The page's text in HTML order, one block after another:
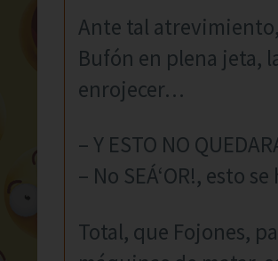
Ante tal
Bufón en plena jeta,
enrojecer…
– Y ESTO NO
– No SEÁ‘OR!, esto
Total, que Fojones,